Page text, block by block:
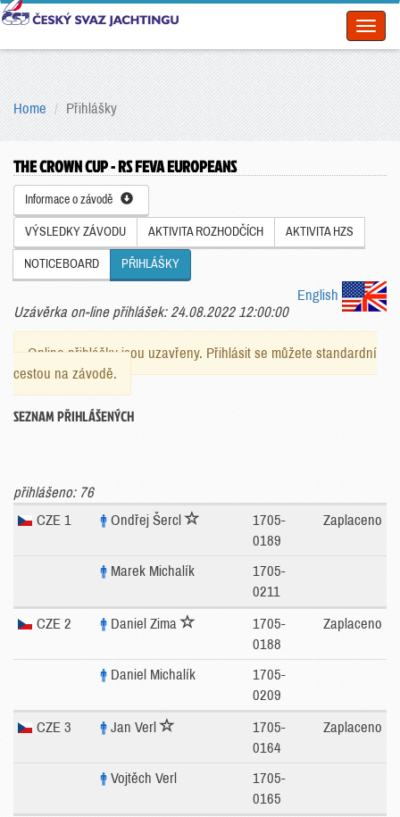
Home Přihlášky
THE CROWN CUP - RS FEVA EUROPEANS
Informace o závodě
VÝSLEDKY ZÁVODU AKTIVITA ROZHODČÍCH AKTIVITA HZS
NOTICEBOARD PŘIHLÁŠKY
English
Uzávěrka on-line přihlášek: 24.08.2022 12:00:00
Online přihlášky jsou uzavřeny. Přihlásit se můžete standardní
cestou na závodě.
SEZNAM PŘIHLÁŠENÝCH
přihlášeno: 76
CZE 1
Ondřej Šercl
1705-
0189
Zaplaceno
Marek Michalík
1705-
0211
CZE 2 Daniel Zima
1705-
0188
Zaplaceno
Daniel Michalík
1705-
0209
CZE 3 Jan Verl
1705-
0164
Zaplaceno
Vojtěch Verl
1705-
0165